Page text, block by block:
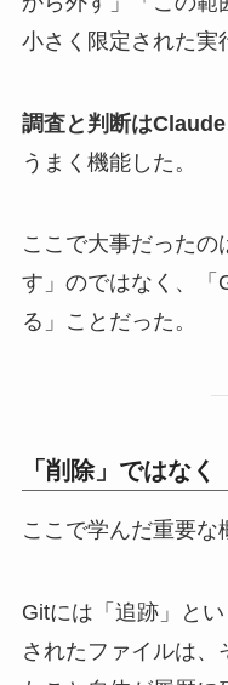
小さく限定された実
調査と判断は
うまく機能した。
ここで大事だったの
す」のではなく、「
る」ことだった。
「削除」ではな
ここで学んだ重要な
Gitには「追跡」と
されたファイルは